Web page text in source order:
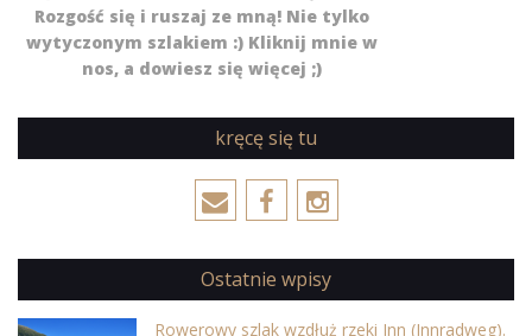
Rozgość się i ruszaj ze mną! Nie tylko
wytyczonym szlakiem :) Kliknij mnie w
nos, a dowiesz się więcej ;)
kręcę się tu
Ostatnie wpisy
Rowerowy szlak wzdłuż rzeki Inn (Innradweg).